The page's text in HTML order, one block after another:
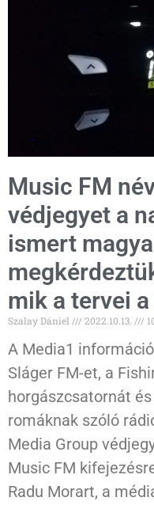
Music FM
védjegyet a
ismert
mik a tervei a
Szalay Dániel 2022.10.13.
A Media1
Sláger FM-et, a
horgászcsatornát
romáknak szóló
Media Group
Music FM
Radu Morart, a